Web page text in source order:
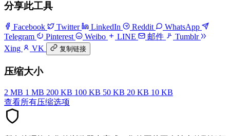
分享此工具
Facebook Twitter LinkedIn Reddit
WhatsApp
Telegram
Pinterest Weibo LINE 邮件
Tumblr
Xing
VK 复制链接
压缩大小
2 MB 1 MB 200 KB 100 KB 50 KB 20 KB 10 KB
查看所有压缩选项